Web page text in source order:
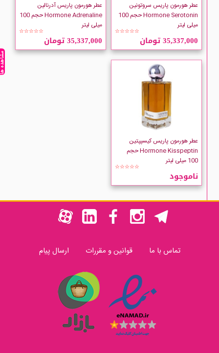
عطر هورمون پاریس سروتونین
Hormone Serotonin حجم 100
میلی لیتر
☆☆☆☆☆
35,337,000 تومان
عطر هورمون پاریس آدرنالین
Hormone Adrenaline حجم 100
میلی لیتر
☆☆☆☆☆
35,337,000 تومان
عطر هورمون پاریس کیسپپتین
Hormone Kisspeptin حجم
100 میلی لیتر
☆☆☆☆☆
ناموجود
تماس با ما قوانین و مقررات ارسال پیام